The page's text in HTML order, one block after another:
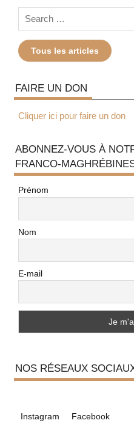
Tous les articles
FAIRE UN DON
Cliquer ici pour faire un don
ABONNEZ-VOUS À
FRANCO-
Prénom
Nom
E-mail
NOS RÉSEAUX
Instagram Facebook